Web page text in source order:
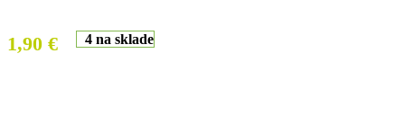
1,90 € 4 na sklade